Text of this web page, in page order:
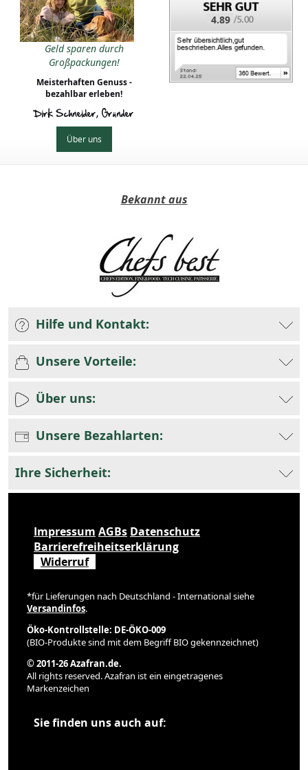
Geld sparen durch
Großpackungen!
Meisterhaften Genuss -
bezahlbar erleben!
Dirk Schneider, Gründer
Über uns
4.89
Bekannt aus
Hilfe und Kontakt:
Unsere Vorteile:
Über uns:
Unsere Bezahlarten:
Ihre Sicherheit:
Impressum AGBs Datenschutz
Barrierefreiheitserklärung
Widerruf
*für Lieferungen nach Deutschland - International siehe
Versandinfos.
Öko-Kontrollstelle: DE-ÖKO-009
(BIO-Produkte sind mit dem Begriff BIO gekennzeichnet)
© 2011-26 Azafran.de.
All rights reserved. Azafran ist ein eingetragenes
Markenzeichen
Sie finden uns auch auf: